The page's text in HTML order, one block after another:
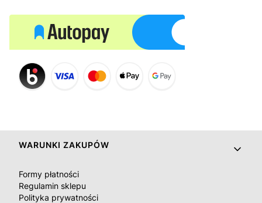
Linki w stopce
WARUNKI ZAKUPÓW
Formy płatności
Regulamin sklepu
Polityka prywatności